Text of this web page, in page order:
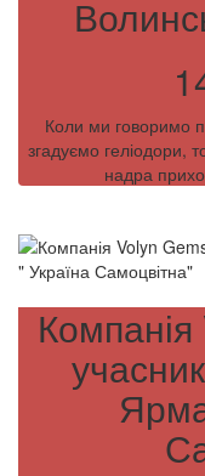
Коли ми говоримо
згадуємо геліодори,
надра
учасником